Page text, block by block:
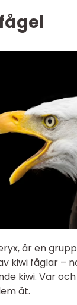
är en
kiwi fåglar –
kiwi. Var
åt.